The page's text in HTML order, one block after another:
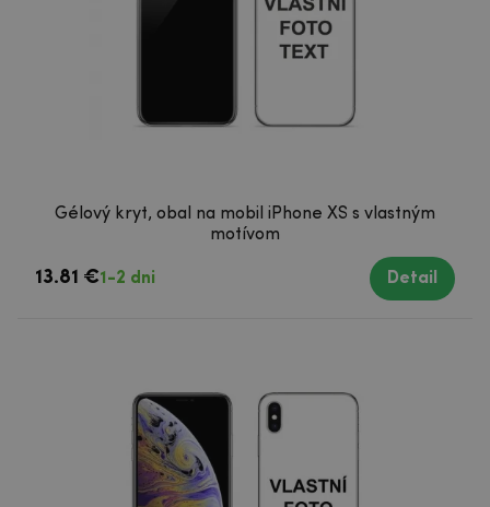
Gélový kryt, obal na mobil iPhone XS s vlastným
motívom
13.81 €1-2 dni Detail